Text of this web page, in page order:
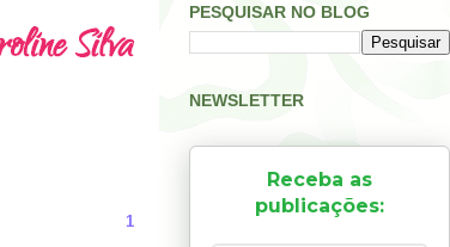
1
PESQUISAR NO BLOG
NEWSLETTER
Receba as
publicações: